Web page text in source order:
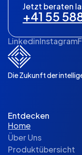
LinkedinInstagram
Jetzt beraten
+41 55
Die Zukunft der
Entdecken
Home
Über Uns
Produktübersicht